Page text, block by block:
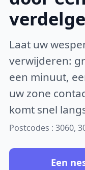
Laat uw
verwijderen:
een minuut,
uw zone
komt snel
Postcodes : 3060,
Een